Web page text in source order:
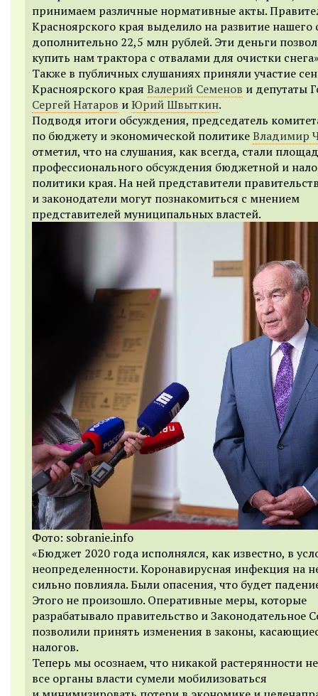
принимаем различные нормативные акты.
Красноярского края выделило на развитие нашего
дополнительно 22,5 млн рублей. Эти деньги
купить нам трактора с отвалами для очистки
Также в публичных слушаниях приняли участие
Красноярского края Валерий Семенов и депутаты
Сергей Натаров иЮрий Швыткин.
Подводя итоги обсуждения, председатель
по бюджету и экономической политикеВладимир
отметил, что на слушания, как всегда, стали
профессионального обсуждения бюджетной и
политики края. На ней представители
и законодатели могут познакомиться с мнением
представителей муниципальных властей.
Фото: sobranie.info
«Бюджет 2020 года исполнялся, как известно, в
неопределенности. Коронавирусная инфекция на
сильно повлияла. Были опасения, что будет
Этого не произошло. Оперативные меры, которые
разрабатывало правительство и Законодательное
позволили принять изменения в законы,
налогов.
Теперь мы осознаем, что никакой растерянности
все органы власти сумели мобилизоваться